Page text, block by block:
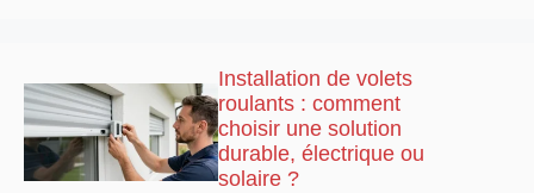
Installation de volets
roulants : comment
choisir une solution
durable, électrique ou
solaire ?